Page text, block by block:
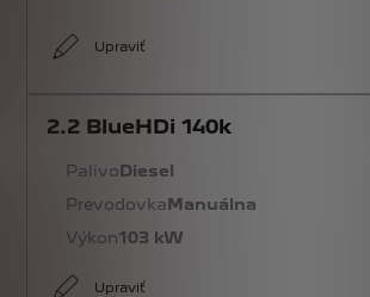
Upraviť
2.2 BlueHDi 140k
PalivoDiesel
PrevodovkaManuálna
Výkon103 kW
Upraviť